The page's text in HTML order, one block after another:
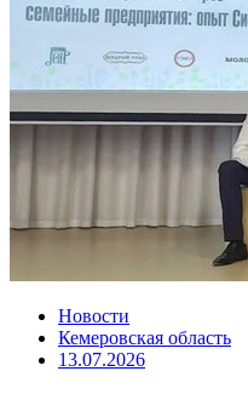
Новости
Кемеровская область
13.07.2026